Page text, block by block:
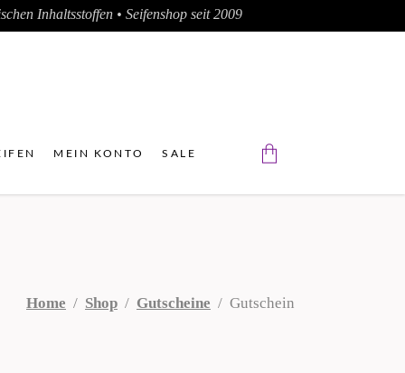
Inhaltsstoffen • Seifenshop seit 2009
MEIN KONTO SALE
Home / Shop / Gutscheine / Gutschein